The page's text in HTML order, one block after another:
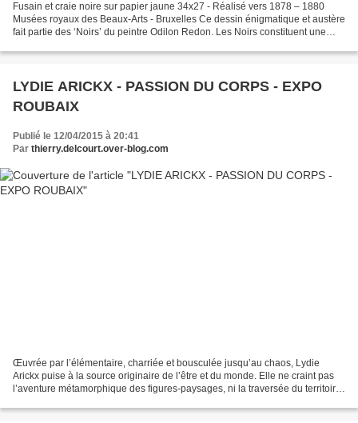
Fusain et craie noire sur papier jaune 34x27 - Réalisé vers 1878 – 1880
Musées royaux des Beaux-Arts - Bruxelles Ce dessin énigmatique et austère
fait partie des ‘Noirs’ du peintre Odilon Redon. Les Noirs constituent une
LYDIE ARICKX - PASSION DU CORPS - EXPO
ROUBAIX
Publié le 12/04/2015 à 20:41
Par thierry.delcourt.over-blog.com
Œuvrée par l’élémentaire, charriée et bousculée jusqu’au chaos, Lydie
Arickx puise à la source originaire de l’être et du monde. Elle ne craint pas
l’aventure métamorphique des figures-paysages, ni la traversée du territoire